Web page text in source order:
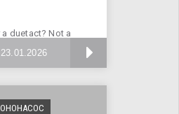
duetact? Not a
the website
23.01.2026